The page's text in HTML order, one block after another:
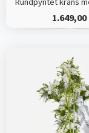
1.649,00